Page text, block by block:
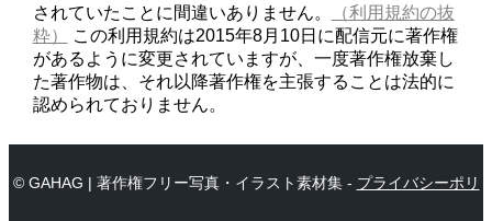
されていたことに間違いありません。
（利用規約の抜
粋）
この利用規約は2015年8月10日に配信元に著作権
があるように変更されていますが、一度著作権放棄し
た著作物は、それ以降著作権を主張することは法的に
認められておりません。
© GAHAG | 著作権フリー写真・イラスト素材集 - プライバシーポリ